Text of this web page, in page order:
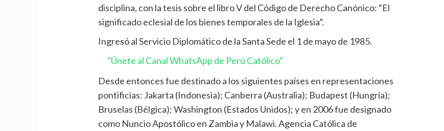
disciplina, con la tesis sobre el libro V del Código de Derecho Canónico: “El
significado eclesial de los bienes temporales de la Iglesia”.
Ingresó al Servicio Diplomático de la Santa Sede el 1 de mayo de 1985.
"Únete al Canal WhatsApp de Perú Católico"
Desde entonces fue destinado a los siguientes países en representaciones
pontificias: Jakarta (Indonesia); Canberra (Australia); Budapest (Hungría);
Bruselas (Bélgica); Washington (Estados Unidos); y en 2006 fue designado
como Nuncio Apostólico en Zambia y Malawi. Agencia Católica de